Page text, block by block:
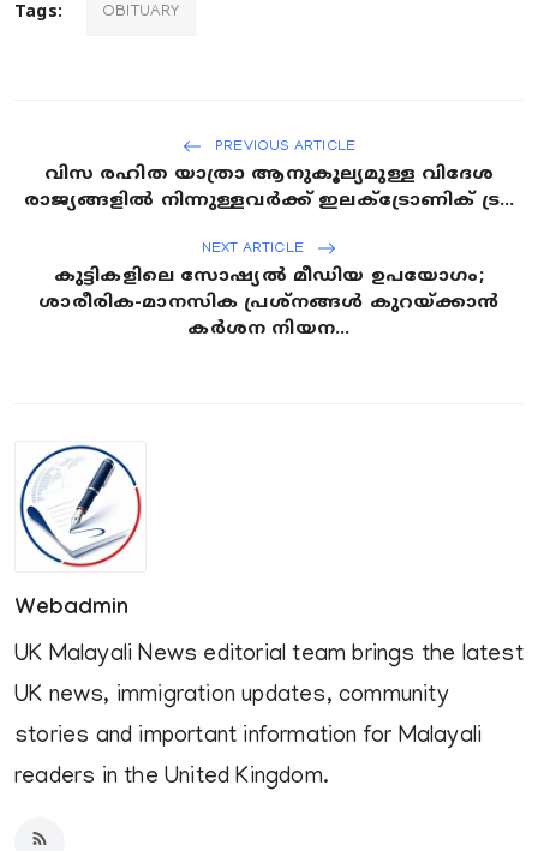
Tags: OBITUARY
PREVIOUS ARTICLE
വിസ രഹിത യാത്രാ ആനുകൂല്യമുള്ള വിദേശ
രാജ്യങ്ങളിൽ നിന്നുള്ളവർക്ക് ഇലക്ട്രോണിക് ട്ര...
NEXT ARTICLE
കുട്ടികളിലെ സോഷ്യൽ മീഡിയ ഉപയോഗം;
ശാരീരിക-മാനസിക പ്രശ്‍നങ്ങൾ കുറയ്ക്കാൻ
കർശന നിയന...
Webadmin
UK Malayali News editorial team brings the latest
UK news, immigration updates, community
stories and important information for Malayali
readers in the United Kingdom.